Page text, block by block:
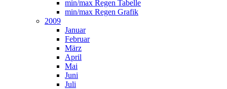
min/max Regen Tabelle
min/max Regen Grafik
2009
Januar
Februar
März
April
Mai
Juni
Juli